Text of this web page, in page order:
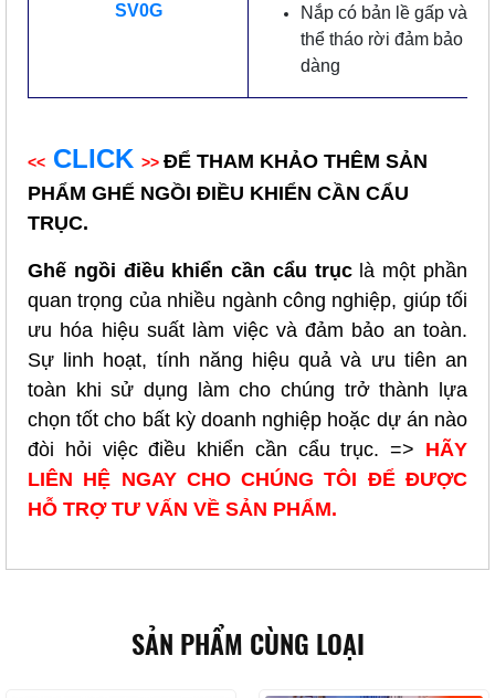
SV0G
Nắp có bản lề gấp và
thể tháo rời đảm bảo
dàng
<< CLICK >> ĐỂ THAM KHẢO THÊM SẢN
PHẨM GHẾ NGỒI ĐIỀU KHIỂN CẦN CẨU
TRỤC.
Ghế ngồi điều khiển cần cẩu trụclà một phần
quan trọng của nhiều ngành công nghiệp, giúp tối
ưu hóa hiệu suất làm việc và đảm bảo an toàn.
Sự linh hoạt, tính năng hiệu quả và ưu tiên an
toàn khi sử dụng làm cho chúng trở thành lựa
chọn tốt cho bất kỳ doanh nghiệp hoặc dự án nào
đòi hỏi việc điều khiển cần cẩu trục. => HÃY
LIÊN HỆ NGAY CHO CHÚNG TÔI ĐỂ ĐƯỢC
HỖ TRỢ TƯ VẤN VỀ SẢN PHẨM.
SẢN PHẨM CÙNG LOẠI